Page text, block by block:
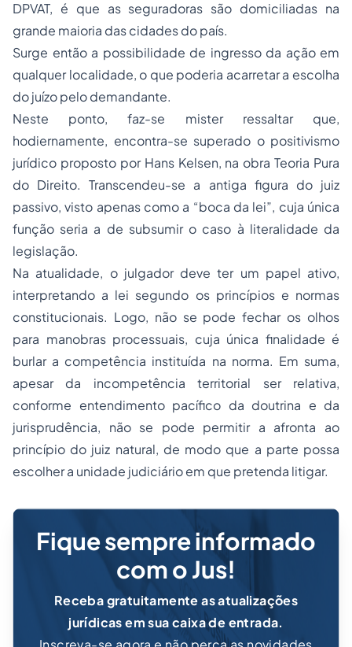
DPVAT, é que as seguradoras são domiciliadas na
grande maioria das cidades do país.
Surge então a possibilidade de ingresso da ação em
qualquer localidade, o que poderia acarretar a escolha
do juízo pelo demandante.
Neste ponto, faz-se mister ressaltar que,
hodiernamente, encontra-se superado o positivismo
jurídico proposto por Hans Kelsen, na obra Teoria Pura
do Direito. Transcendeu-se a antiga figura do juiz
passivo, visto apenas como a “boca da lei”, cuja única
função seria a de subsumir o caso à literalidade da
legislação.
Na atualidade, o julgador deve ter um papel ativo,
interpretando a lei segundo os princípios e normas
constitucionais. Logo, não se pode fechar os olhos
para manobras processuais, cuja única finalidade é
burlar a competência instituída na norma. Em suma,
apesar da incompetência territorial ser relativa,
conforme entendimento pacífico da doutrina e da
jurisprudência, não se pode permitir a afronta ao
princípio do juiz natural, de modo que a parte possa
escolher a unidade judiciário em que pretenda litigar.
Fique sempre informado
com o Jus!
Receba gratuitamente as atualizações
jurídicas em sua caixa de entrada.